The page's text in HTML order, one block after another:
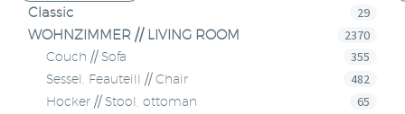
Classic 29
WOHNZIMMER // LIVING ROOM 2370
Couch // Sofa 355
Sessel, Feauteill // Chair 482
Hocker // Stool, ottoman 65